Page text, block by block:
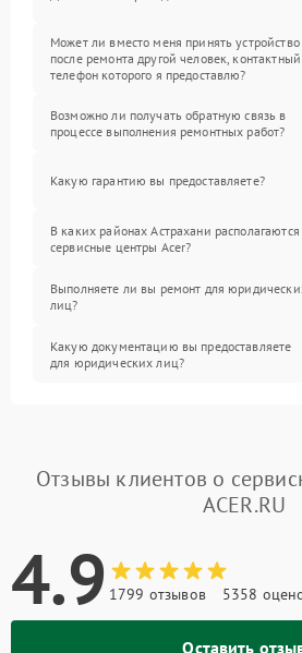
Может ли вместо меня принять устройство
после ремонта другой человек, контактный
телефон которого я предоставлю?
Возможно ли получать обратную связь в
процессе выполнения ремонтных работ?
Какую гарантию вы предоставляете?
В каких районах Астрахани располагаются
сервисные центры Acer?
Выполняете ли вы ремонт для
лиц?
Какую документацию вы предоставляете
для юридических лиц?
Отзывы клиентов о
ACER.RU
4.9 1799 отзывов 5358
Оставить